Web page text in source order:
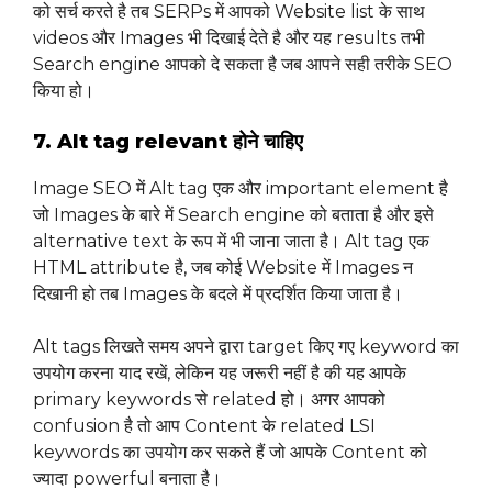
को सर्च करते है तब SERPs में आपको Website list के साथ
videos और Images भी दिखाई देते है और यह results तभी
Search engine आपको दे सकता है जब आपने सही तरीके SEO
किया हो।
7. Alt tag relevant होने चाहिए
Image SEO में Alt tag एक और important element है
जो Images के बारे में Search engine को बताता है और इसे
alternative text के रूप में भी जाना जाता है। Alt tag एक
HTML attribute है, जब कोई Website में Images न
दिखानी हो तब Images के बदले में प्रदर्शित किया जाता है।
Alt tags लिखते समय अपने द्वारा target किए गए keyword का
उपयोग करना याद रखें, लेकिन यह जरूरी नहीं है की यह आपके
primary keywords से related हो। अगर आपको
confusion है तो आप Content के related LSI
keywords का उपयोग कर सकते हैं जो आपके Content को
ज्यादा powerful बनाता है।